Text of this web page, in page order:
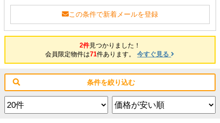
この条件で新着メールを登録
2件見つかりました！
会員限定物件は71件あります。今すぐ見る
条件を絞り込む